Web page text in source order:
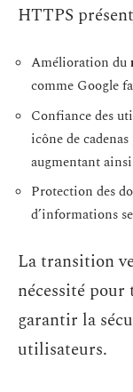
HTTPS
Amélioration du
comme Google
Confiance des
icône de
augmentant
Protection des
d’informations
La transition
nécessité
garantir la
utilisateurs.